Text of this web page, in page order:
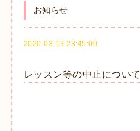
お知らせ
2020-03-13 23:45:00
レッスン等の中止について